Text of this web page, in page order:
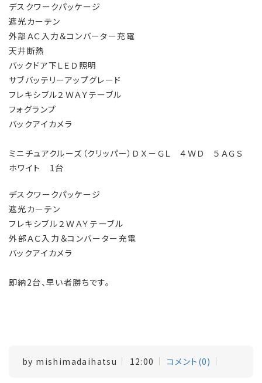
デスクワークパッケージ
遮光カーテン
外部ＡＣ入力＆コンバーター充電
天井断熱
バックドア下ＬＥＤ照明
サブバッテリーアップグレード
フレキシブル２ＷＡＹテーブル
フォグランプ
バックアイカメラ
ミニチュアクルーズ（クリッパー）ＤＸ－ＧＬ ４ＷＤ ５ＡＧＳ
ホワイト 1台
デスクワークパッケージ
遮光カーテン
フレキシブル２ＷＡＹテーブル
外部ＡＣ入力＆コンバーター充電
バックアイカメラ
即納2台、早い者勝ちです。
by mishimadaihatsu 12:00 コメント(0)